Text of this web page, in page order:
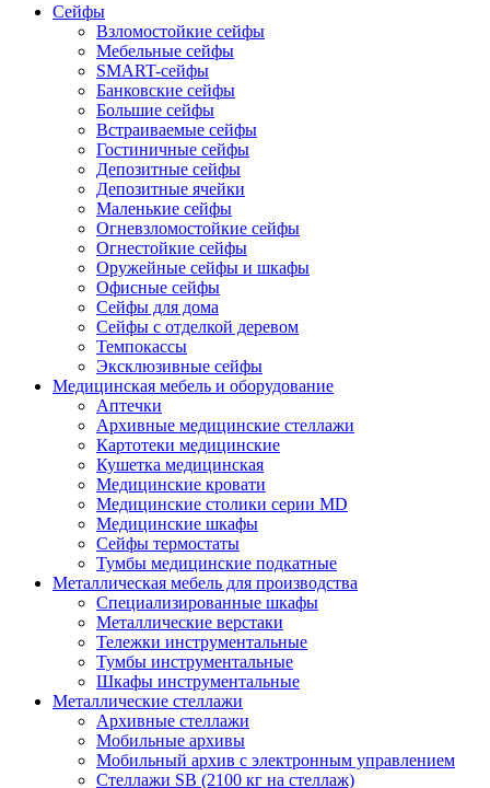
Сейфы
Взломостойкие сейфы
Мебельные сейфы
SMART-сейфы
Банковские сейфы
Большие сейфы
Встраиваемые сейфы
Гостиничные сейфы
Депозитные сейфы
Депозитные ячейки
Маленькие сейфы
Огневзломостойкие сейфы
Огнестойкие сейфы
Оружейные сейфы и шкафы
Офисные сейфы
Сейфы для дома
Сейфы с отделкой деревом
Темпокассы
Эксклюзивные сейфы
Медицинская мебель и оборудование
Аптечки
Архивные медицинские стеллажи
Картотеки медицинские
Кушетка медицинская
Медицинские кровати
Медицинские столики серии MD
Медицинские шкафы
Сейфы термостаты
Тумбы медицинские подкатные
Металлическая мебель для производства
Cпециализированные шкафы
Металлические верстаки
Тележки инструментальные
Тумбы инструментальные
Шкафы инструментальные
Металлические стеллажи
Архивные стеллажи
Мобильные архивы
Мобильный архив с электронным управлением
Стеллажи SB (2100 кг на стеллаж)